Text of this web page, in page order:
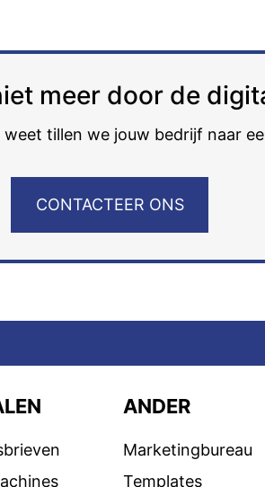
meer door de
tillen we jouw bedrijf naar
CONTACTEER ONS
ANDER
Marketingbureau
Templates